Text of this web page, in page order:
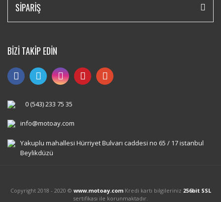
SİPARİŞ
BİZİ TAKİP EDİN
0 (543) 233 75 35
info@motoay.com
Yakuplu mahallesi Hürriyet Bulvarı caddesi no 65 / 17 istanbul
Beylikdüzü
Copyright 2018 - 2020 © www.motoay.comKredi kartı bilgileriniz 256bit SSL
sertifikası ile korunmaktadır.